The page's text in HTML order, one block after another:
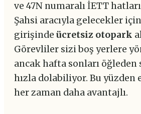
ve 47N numaralı İETT
Şahsi aracıyla gelecekler
girişinde ücretsiz otopark
Görevliler sizi boş yerlere
ancak hafta sonları
hızla dolabiliyor. Bu
her zaman daha avantajlı.